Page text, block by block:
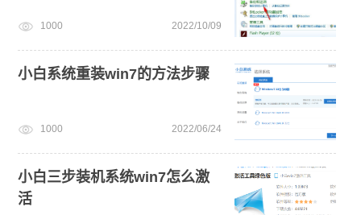
1000 2022/10/09
小白系统重装win7的方法步骤
1000 2022/06/24
小白三步装机系统win7怎么激
活